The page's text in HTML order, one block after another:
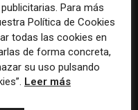
Para más
Política de Cookies
todas las cookies en
de forma concreta,
su uso pulsando
Leer más